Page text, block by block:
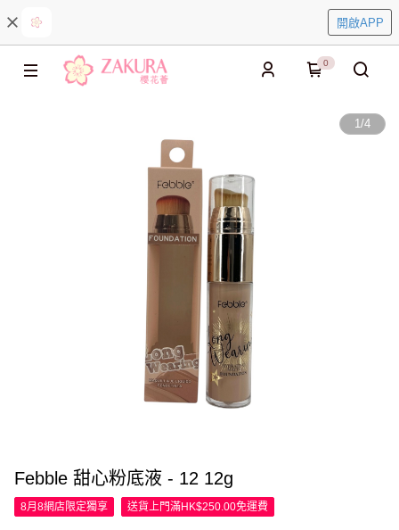
開啟APP
0
1/4
Febble 甜心粉底液 - 12 12g
8月8網店限定獨享 送貨上門滿HK$250.00免運費